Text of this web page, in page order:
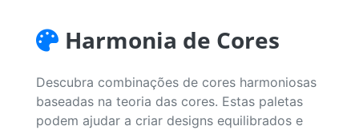
Harmonia de Cores
Descubra combinações de cores harmoniosas
baseadas na teoria das cores. Estas paletas
podem ajudar a criar designs equilibrados e